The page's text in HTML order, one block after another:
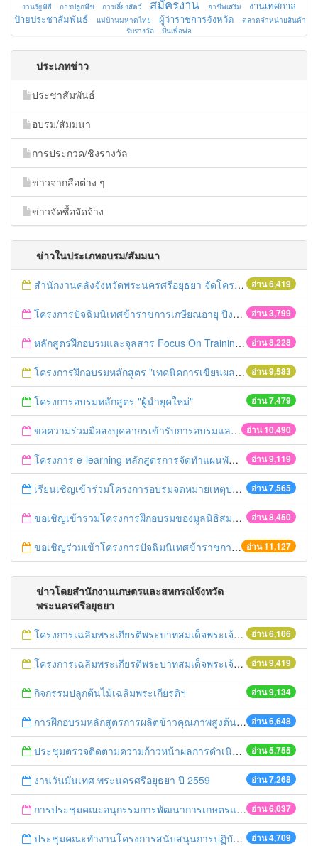
งานรัฐพิธี การปลูกพืช การเลี้ยงสัตว์ สมัครงาน อาชีพเสริม
งานเทศกาล
ป้ายประชาสัมพันธ์
แม่บ้านมหาดไทย ผู้ว่าราชการจังหวัด
ตลาดจำหน่ายสินค้า
รับรางวัล
ปั่นเพื่อพ่อ
ประเภทข่าว
ประชาสัมพันธ์
อบรม/สัมมนา
การประกวด/ชิงรางวัล
ข่าวจากสือต่าง ๆ
ข่าวจัดซื้อจัดจ้าง
ข่าวในประเภทอบรม/สัมมนา
อ่าน 6,419
สำนักงานคลังจังหวัดพระนครศรีอยุธยา จัดโครงการฝึกอบรมเชิงปฏิบัติการ "การจัดซื้อจัดจ้างด้วยวิธีตลาดอิเล็กทรอนิกส์ (e-market)และวิธีประกวดราคาอิเล็กทรอนิกส์ (e-bidding)" ในวันที่ 4 เมษายน 2559 ณ อาคารราชภัฎ 100ปี ชั้น 2 มหาวิทยาลัยราชภัฎพระนครศรีอยุธยา
อ่าน 3,799
โครงการปัจฉิมนิเทศข้าราขการเกษียณอายุ ปีงบประมาณ พ.ศ. 2559
อ่าน 8,228
หลักสูตรฝึกอบรมและจุลสาร Focus On Training
อ่าน 9,583
โครงการฝึกอบรมหลักสูตร "เทคนิคการเขียนผลงานทางวิชาการ" รุ่นที่ 2
อ่าน 7,479
โครงการอบรมหลักสูตร "ผู้นำยุคใหม่"
อ่าน 10,490
ขอความร่วมมือส่งบุคลากรเข้ารับการอบรมและเผยแพร่ข่าวอบรม ประจำปี 2558
อ่าน 9,119
โครงการ e-learning หลักสูตรการจัดทำแผนพัฒนาจังหวัด
อ่าน 7,565
เรียนเชิญเข้าร่วมโครงการอบรมจดหมายเหตุประจำปี 2558 ของสมาคมจดหมายเหตุสยาม
อ่าน 8,450
ขอเชิญเข้าร่วมโครงการฝึกอบรมของมูลนิธิสมาคมนักเรียนทุนรัฐบาลไทย
อ่าน 11,127
ขอเชิญร่วมเข้าโครงการปัจฉิมนิเทศข้าราชการเกษียณอายุ ปี 2558
ข่าวโดยสำนักงานเกษตรและสหกรณ์จังหวัด
พระนครศรีอยุธยา
อ่าน 6,106
โครงการเฉลิมพระเกียรติพระบาทสมเด็จพระเจ้าอยู่หัว เนื่องในโอกาสมหามงคลเสด็จเถลิงถวัลยราชสมบัติครบ 70 ปี ฯ
อ่าน 9,419
โครงการเฉลิมพระเกียรติพระบาทสมเด็จพระเจ้าอยู่หัว เนื่องในโอกาสมหามงคลเสด็จเถลิงถวัลยราชสมบัติครบ 70 ปี ฯ
อ่าน 9,134
กิจกรรมปลูกต้นไม้เฉลิมพระเกียรติฯ
อ่าน 6,648
การฝึกอบรมหลักสูตรการผลิตข้าวคุณภาพสูงต้นทุนต่ำ ปี 2559
อ่าน 5,755
ประชุมตรวจติดตามความก้าวหน้าผลการดำเนินงานขับเคลื่อนนโยบายของกระทรวงเกษตรและสหกรณ์แบบเบ็ดเสร็จ
อ่าน 7,268
งานวันมันเทศ พระนครศรีอยุธยา ปี 2559
อ่าน 6,037
การประชุมคณะอนุกรรมการพัฒนาการเกษตรและสหกรณ์จังหวัดพระนครศรีอยุธยา
อ่าน 4,709
ประชุมคณะทำงานโครงการสนับสนุนการปฏิบัติงานเฝ้าระวังและควบคุมมาตรฐานสินค้าเกษตรระดับจังหวัด